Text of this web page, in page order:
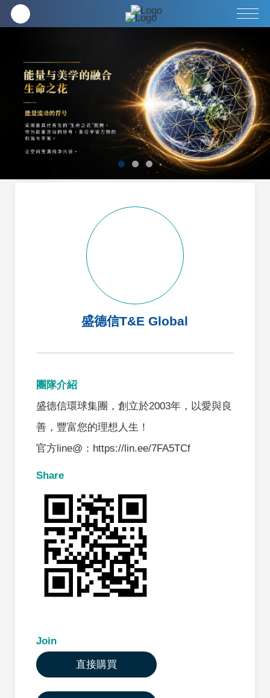
企業 全方位健康養生 客服中心
盛德信T&E Global
團隊介紹
盛德信環球集團，創立於2003年，以愛與良
善，豐富您的理想人生！
官方line@：https://lin.ee/7FA5TCf
Share
Join
直接購買